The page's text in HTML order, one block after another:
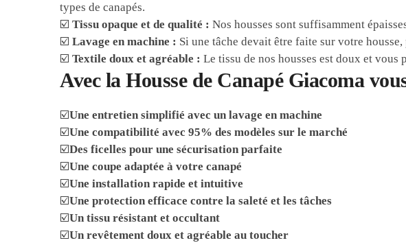
types de canapés.
☑️Tissu opaque et de qualité : Nos housses sont suffisamment
☑️Lavage en machine : Si une tâche devait être faite sur votre
☑️Textile doux et agréable : Le tissu de nos housses est doux et
Avec la Housse de Canapé Giacoma
☑️Une entretien simplifié avec un lavage en machine
☑️Une compatibilité avec 95% des modèles sur le marché
☑️Des ficelles pour une sécurisation parfaite
☑️Une coupe adaptée à votre canapé
☑️Une installation rapide et intuitive
☑️Une protection efficace contre la saleté et les tâches
☑️Un tissu résistant et occultant
☑️Un revêtement doux et agréable au toucher